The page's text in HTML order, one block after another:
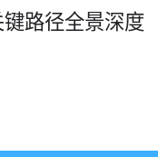
路径全景深度